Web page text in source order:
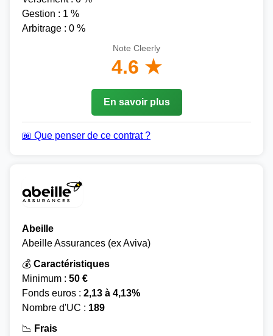
Gestion : 1 %
Arbitrage : 0 %
Note Cleerly
4.6 ★
En savoir plus
📖 Que penser de ce contrat ?
Abeille
Abeille Assurances (ex Aviva)
💰 Caractéristiques
Minimum : 50 €
Fonds euros : 2,13 à 4,13%
Nombre d'UC : 189
📉 Frais